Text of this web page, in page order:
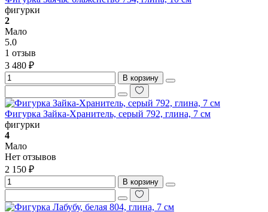
фигурки
2
Мало
5.0
1 отзыв
3 480 ₽
В корзину
Фигурка Зайка-Хранитель, серый 792, глина, 7 см
фигурки
4
Мало
Нет отзывов
2 150 ₽
В корзину